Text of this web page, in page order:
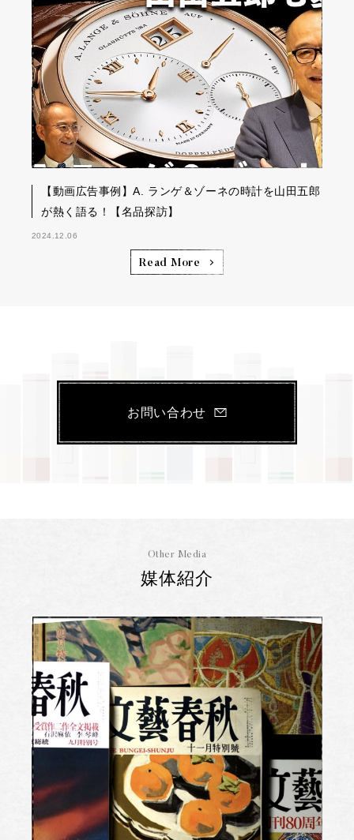
【動画広告事例】A. ランゲ＆ゾーネの時計を山田五郎
が熱く語る！【名品探訪】
2024.12.06
Read More
お問い合わせ
Other Media
媒体紹介